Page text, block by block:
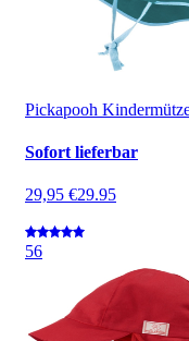
Pickapooh
Sofort lieferbar
29,95 €29.95
56